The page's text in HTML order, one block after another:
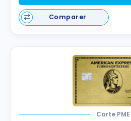
Comparer
Carte PME